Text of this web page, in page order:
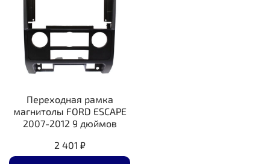
Переходная рамка
магнитолы FORD ESCAPE
2007-2012 9 дюймов
2 401 ₽